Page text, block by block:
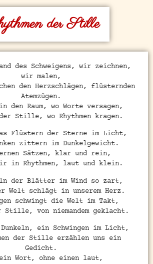
der Stille
des Schweigens, wir zeichnen,
wir malen,
den Herzschlägen, flüsternden
Atemzügen.
den Raum, wo Worte versagen,
Stille, wo Rhythmen kragen.
Flüstern der Sterne im Licht,
zittern im Dunkelgewicht.
Sätzen, klar und rein,
in Rhythmen, laut und klein.
der Blätter im Wind so zart,
Welt schlägt in unserem Herz.
schwingt die Welt im Takt,
von niemandem geklacht.
ein Schwingen im Licht,
der Stille erzählen uns ein
Gedicht.
ein Wort, ohne einen laut,